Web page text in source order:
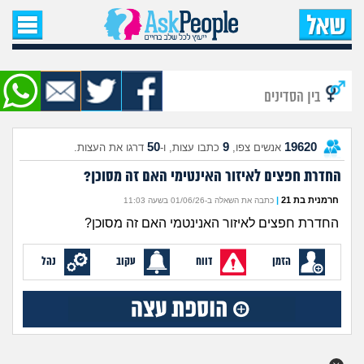
עמוד הבית
שאל שאלה
שאלות חדשות
שאלות שעוררו עניין
עצות חדשות
מה קורה כאן?
מתחם הטיפים
מדורים
בין הסדינים
19620 אנשים צפו, 9 כתבו עצות, ו-50 דרגו את העצות.
החדרת חפצים לאיזור האינטימי האם זה מסוכן?
חרמנית בת 21 | כתבה את השאלה ב-01/06/26 בשעה 11:03
החדרת חפצים לאיזור האנינטמי האם זה מסוכן?
הזמן דווח עקוב נהל